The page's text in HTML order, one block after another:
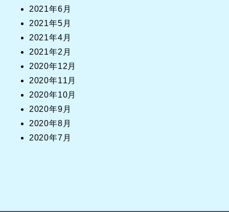
2021年6月
2021年5月
2021年4月
2021年2月
2020年12月
2020年11月
2020年10月
2020年9月
2020年8月
2020年7月